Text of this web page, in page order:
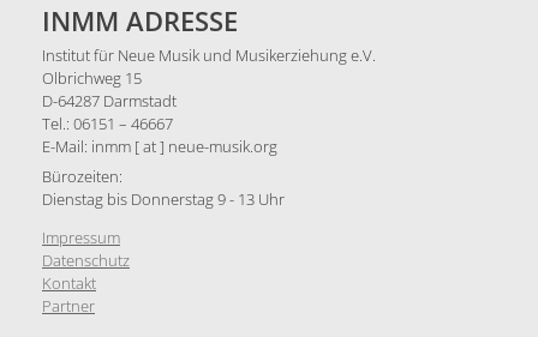
INMM ADRESSE
Institut für Neue Musik und Musikerziehung e.V.
Olbrichweg 15
D-64287 Darmstadt
Tel.: 06151 – 46667
E-Mail: inmm [ at ] neue-musik.org
Bürozeiten:
Dienstag bis Donnerstag 9 - 13 Uhr
Impressum
Datenschutz
Kontakt
Partner